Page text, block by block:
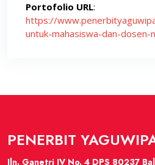
Portofolio URL:
https://
untuk-mahasiswa-dan-
PENERBIT
Jln. Ganetri IV No. 4 DPS 80237